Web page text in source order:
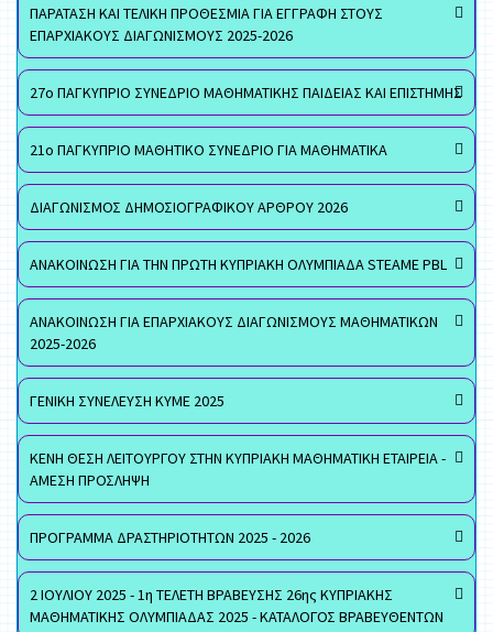
ΠΑΡΑΤΑΣΗ ΚΑΙ ΤΕΛΙΚΗ ΠΡΟΘΕΣΜΙΑ ΓΙΑ ΕΓΓΡΑΦΗ ΣΤΟΥΣ
ΕΠΑΡΧΙΑΚΟΥΣ ΔΙΑΓΩΝΙΣΜΟΥΣ 2025-2026
27ο ΠΑΓΚΥΠΡΙΟ ΣΥΝΕΔΡΙΟ ΜΑΘΗΜΑΤΙΚΗΣ ΠΑΙΔΕΙΑΣ ΚΑΙ ΕΠΙΣΤΗΜΗΣ
21ο ΠΑΓΚΥΠΡΙΟ ΜΑΘΗΤΙΚΟ ΣΥΝΕΔΡΙΟ ΓΙΑ ΜΑΘΗΜΑΤΙΚΑ
ΔΙΑΓΩΝΙΣΜΟΣ ΔΗΜΟΣΙΟΓΡΑΦΙΚΟΥ ΑΡΘΡΟΥ 2026
ΑΝΑΚΟΙΝΩΣΗ ΓΙΑ ΤΗΝ ΠΡΩΤΗ ΚΥΠΡΙΑΚΗ ΟΛΥΜΠΙΑΔΑ STEAME PBL
ΑΝΑΚΟΙΝΩΣΗ ΓΙΑ ΕΠΑΡΧΙΑΚΟΥΣ ΔΙΑΓΩΝΙΣΜΟΥΣ ΜΑΘΗΜΑΤΙΚΩΝ
2025-2026
ΓΕΝΙΚΗ ΣΥΝΕΛΕΥΣΗ ΚΥΜΕ 2025
ΚΕΝΗ ΘΕΣΗ ΛΕΙΤΟΥΡΓΟΥ ΣΤΗΝ ΚΥΠΡΙΑΚΗ ΜΑΘΗΜΑΤΙΚΗ ΕΤΑΙΡΕΙΑ -
ΑΜΕΣΗ ΠΡΟΣΛΗΨΗ
ΠΡΟΓΡΑΜΜΑ ΔΡΑΣΤΗΡΙΟΤΗΤΩΝ 2025 - 2026
2 ΙΟΥΛΙΟΥ 2025 - 1η ΤΕΛΕΤΗ ΒΡΑΒΕΥΣΗΣ 26ης ΚΥΠΡΙΑΚΗΣ
ΜΑΘΗΜΑΤΙΚΗΣ ΟΛΥΜΠΙΑΔΑΣ 2025 - ΚΑΤΑΛΟΓΟΣ ΒΡΑΒΕΥΘΕΝΤΩΝ